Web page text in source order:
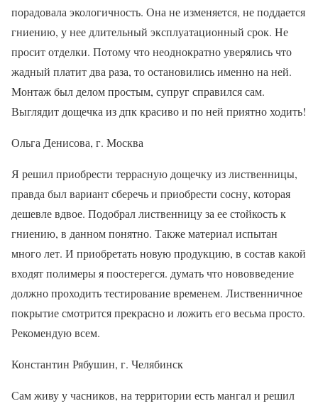
порадовала экологичность. Она не изменяется, не поддается
гниению, у нее длительный эксплуатационный срок. Не
просит отделки. Потому что неоднократно уверялись что
жадный платит два раза, то остановились именно на ней.
Монтаж был делом простым, супруг справился сам.
Выглядит дощечка из дпк красиво и по ней приятно ходить!
Ольга Денисова, г. Москва
Я решил приобрести террасную дощечку из лиственницы,
правда был вариант сберечь и приобрести сосну, которая
дешевле вдвое. Подобрал лиственницу за ее стойкость к
гниению, в данном понятно. Также материал испытан
много лет. И приобретать новую продукцию, в состав какой
входят полимеры я поостерегся. думать что нововведение
должно проходить тестирование временем. Лиственничное
покрытие смотрится прекрасно и ложить его весьма просто.
Рекомендую всем.
Константин Рябушин, г. Челябинск
Сам живу у часников, на территории есть мангал и решил